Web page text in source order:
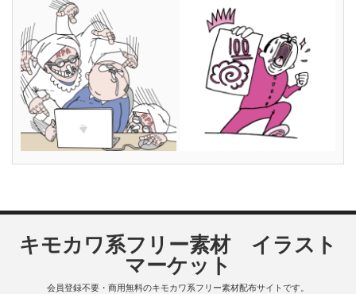
キモカワ系フリー素材 イラスト
マーケット
会員登録不要・商用無料のキモカワ系フリー素材配布サイトです。